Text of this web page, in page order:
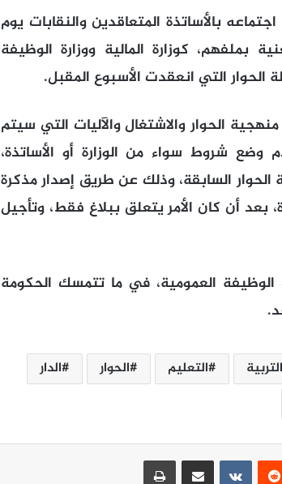
بالأساتذة المتعاقدين والنقابات يوم
بملفهم، كوزارة المالية ووزارة الوظيفة
الحوار التي انعقدت الأسبوع المقبل.
الحوار والاشتغال والآليات التي سيتم
وضع شروط سواء من الوزارة أو الأساتذة،
السابقة، وذلك عن طريق إصدار مذكرة
بعد أن كان الأمر يتعلق ببلاغ فقط، وتأجيل
الوظيفة العمومية، في ما تتمسك الحكومة
التربية التعليم الحوار
الدار
مشاركة عبر البريد طباعة